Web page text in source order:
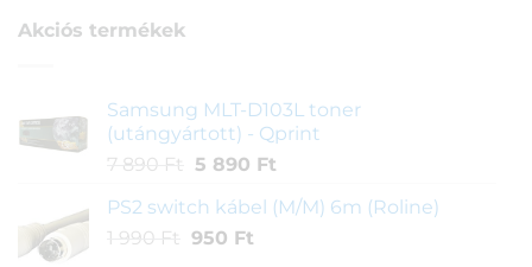
Akciós termékek
Samsung MLT-D103L toner
(utángyártott) - Qprint
7 890 Ft
Original
was:
7
5 890 FtCurrent
is:
PS2 switch kábel (M/M) 6m (Roline)
1 990 Ft
Original
950 FtCurrent